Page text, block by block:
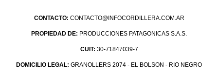
CONTACTO: CONTACTO@INFOCORDILLERA.COM.AR
PROPIEDAD DE: PRODUCCIONES PATAGONICAS S.A.S.
CUIT: 30-71847039-7
DOMICILIO LEGAL: GRANOLLERS 2074 - EL BOLSON - RIO NEGRO